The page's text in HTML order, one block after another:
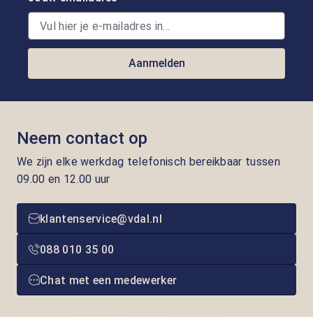
Aanmelden
Neem contact op
We zijn elke werkdag telefonisch bereikbaar tussen
09.00 en 12.00 uur
klantenservice@vdal.nl
088 010 35 00
Chat met een medewerker